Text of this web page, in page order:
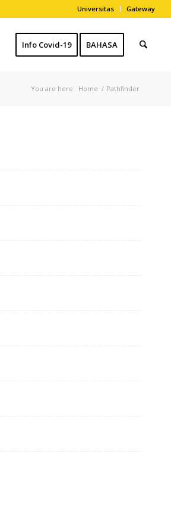
Universitas Gateway
Info Covid-19 BAHASA
You are here: Home / Pathfinder